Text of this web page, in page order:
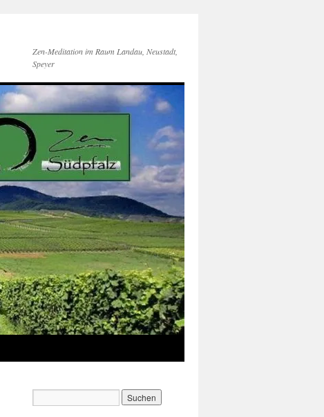
Zen-Meditation im Raum Landau, Neustadt,
Speyer